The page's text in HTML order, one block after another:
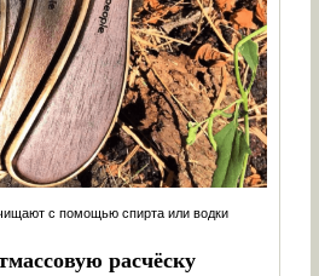
с помощью спирта или водки
расчёску